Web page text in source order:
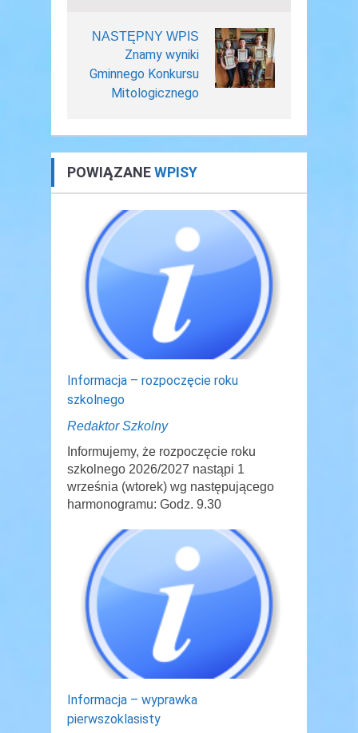
NASTĘPNY WPIS
Znamy wyniki
Gminnego Konkursu
Mitologicznego
POWIĄZANEWPISY
Informacja – rozpoczęcie roku
szkolnego
Redaktor Szkolny
Informujemy, że rozpoczęcie roku
szkolnego 2026/2027 nastąpi 1
września (wtorek) wg następującego
harmonogramu: Godz. 9.30
Informacja – wyprawka
pierwszoklasisty